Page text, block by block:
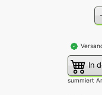
In
summiert